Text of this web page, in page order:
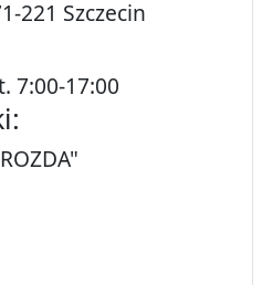
221 Szczecin
7:00-17:00